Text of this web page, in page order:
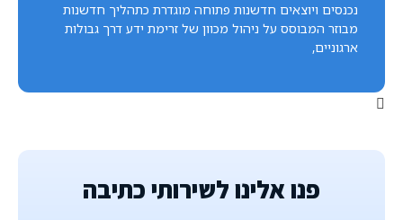
נכנסים ויוצאים חדשנות פתוחה מוגדרת כתהליך חדשנות
מבוזר המבוסס על ניהול מכוון של זרימת ידע דרך גבולות
ארגוניים,
פנו אלינו לשירותי כתיבה